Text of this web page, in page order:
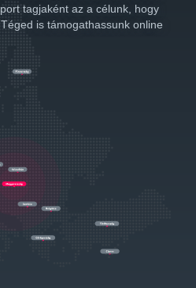
tagjaként az a célunk, hogy
is támogathassunk online